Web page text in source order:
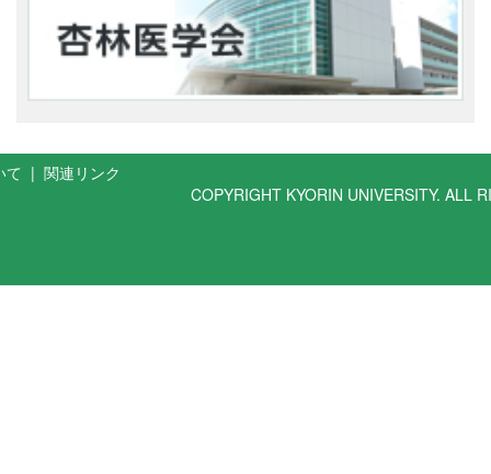
て | 関連リンク
COPYRIGHT KYORIN UNIVERSITY. ALL